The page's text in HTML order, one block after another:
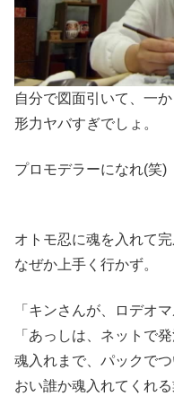
自分で図面引いて、一
形力ヤバすぎでしょ。
プロモデラーになれ(笑)
オトモ忍に魂を入れて
なぜか上手く行かず。
「キンさんが、ロデオ
「あっしは、ネット
魂入れまで、パックでつ
おい誰か魂入れてくれ